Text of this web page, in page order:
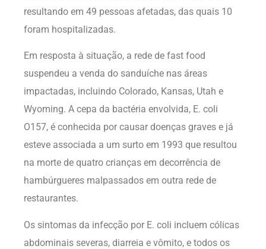
resultando em 49 pessoas afetadas, das quais 10
foram hospitalizadas.
Em resposta à situação, a rede de fast food
suspendeu a venda do sanduíche nas áreas
impactadas, incluindo Colorado, Kansas, Utah e
Wyoming. A cepa da bactéria envolvida, E. coli
O157, é conhecida por causar doenças graves e já
esteve associada a um surto em 1993 que resultou
na morte de quatro crianças em decorrência de
hambúrgueres malpassados em outra rede de
restaurantes.
Os sintomas da infecção por E. coli incluem cólicas
abdominais severas, diarreia e vômito, e todos os